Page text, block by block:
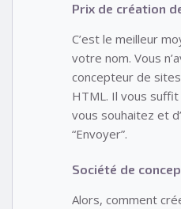
Prix de création
C’est le meilleur
votre nom. Vous
concepteur de
HTML. Il vous
vous souhaitez et
“Envoyer”.
Société de
Alors, comment